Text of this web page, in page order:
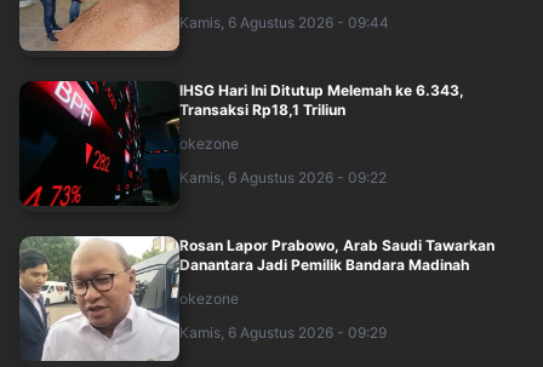
Kamis, 6 Agustus 2026 - 09:44
IHSG Hari Ini Ditutup Melemah ke 6.343,
Transaksi Rp18,1 Triliun
okezone
Kamis, 6 Agustus 2026 - 09:22
Rosan Lapor Prabowo, Arab Saudi Tawarkan
Danantara Jadi Pemilik Bandara Madinah
okezone
Kamis, 6 Agustus 2026 - 09:29